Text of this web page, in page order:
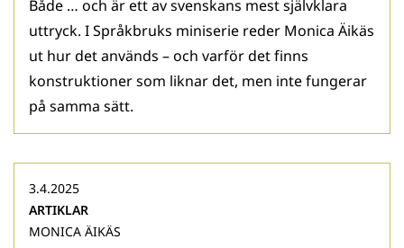
Både … och är ett av svenskans mest självklara
uttryck. I Språkbruks miniserie reder Monica Äikäs
ut hur det används – och varför det finns
konstruktioner som liknar det, men inte fungerar
på samma sätt.
3.4.2025
ARTIKLAR
MONICA ÄIKÄS